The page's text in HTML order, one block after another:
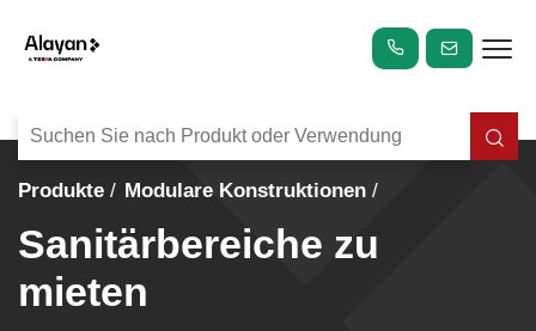
Produkte Modulare Konstruktionen
Sanitärbereiche zu
mieten